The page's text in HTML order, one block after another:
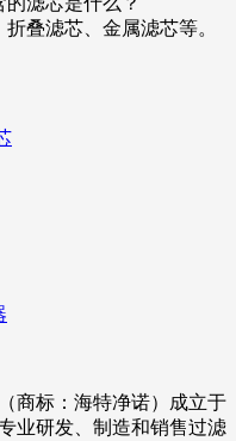
叠滤芯、金属滤芯等。
商标：海特净诺）成立于
业研发、制造和销售过滤